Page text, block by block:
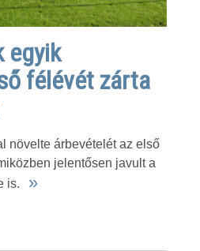
egyik
félévét zárta
növelte árbevételét az első
jelentősen javult a
is.
»